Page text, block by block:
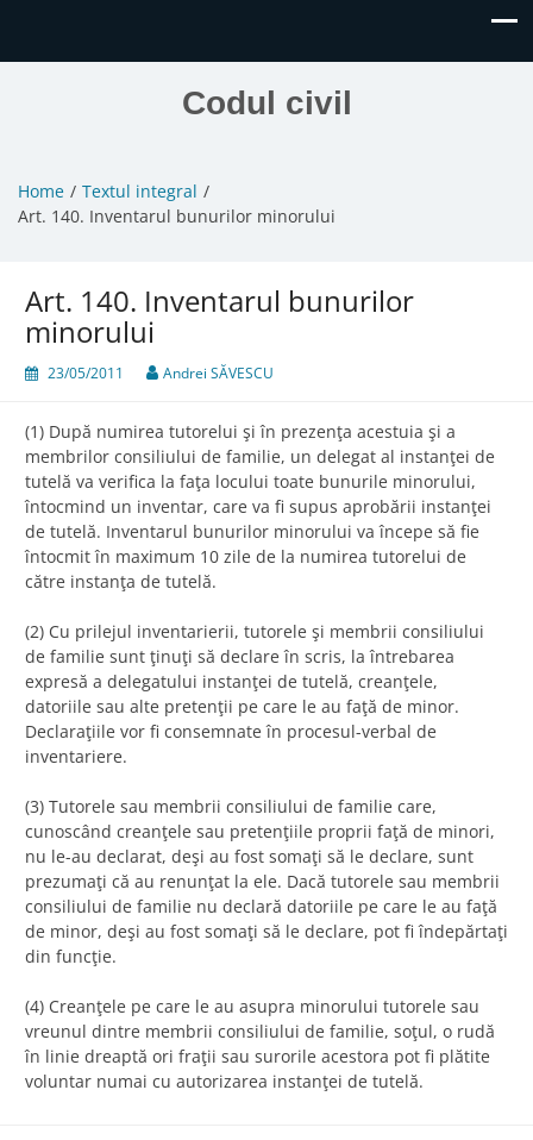
Codul civil
Home
Textul integral
Art. 140. Inventarul bunurilor minorului
Art. 140. Inventarul bunurilor
minorului
23/05/2011 Andrei SĂVESCU
(1) După numirea tutorelui şi în prezenţa acestuia şi a
membrilor consiliului de familie, un delegat al instanţei de
tutelă va verifica la faţa locului toate bunurile minorului,
întocmind un inventar, care va fi supus aprobării instanţei
de tutelă. Inventarul bunurilor minorului va începe să fie
întocmit în maximum 10 zile de la numirea tutorelui de
către instanţa de tutelă.
(2) Cu prilejul inventarierii, tutorele şi membrii consiliului
de familie sunt ţinuţi să declare în scris, la întrebarea
expresă a delegatului instanţei de tutelă, creanţele,
datoriile sau alte pretenţii pe care le au faţă de minor.
Declaraţiile vor fi consemnate în procesul-verbal de
inventariere.
(3) Tutorele sau membrii consiliului de familie care,
cunoscând creanţele sau pretenţiile proprii faţă de minori,
nu le-au declarat, deşi au fost somaţi să le declare, sunt
prezumaţi că au renunţat la ele. Dacă tutorele sau membrii
consiliului de familie nu declară datoriile pe care le au faţă
de minor, deşi au fost somaţi să le declare, pot fi îndepărtaţi
din funcţie.
(4) Creanţele pe care le au asupra minorului tutorele sau
vreunul dintre membrii consiliului de familie, soţul, o rudă
în linie dreaptă ori fraţii sau surorile acestora pot fi plătite
voluntar numai cu autorizarea instanţei de tutelă.